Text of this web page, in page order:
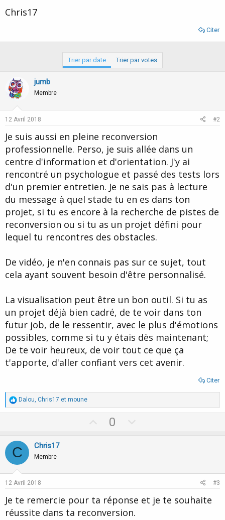
Chris17
Citer
Trier par date Trier par votes
jumb
Membre
12 Avril 2018 #2
Je suis aussi en pleine reconversion
professionnelle. Perso, je suis allée dans un
centre d'information et d'orientation. J'y ai
rencontré un psychologue et passé des tests lors
d'un premier entretien. Je ne sais pas à lecture
du message à quel stade tu en es dans ton
projet, si tu es encore à la recherche de pistes de
reconversion ou si tu as un projet défini pour
lequel tu rencontres des obstacles.
De vidéo, je n'en connais pas sur ce sujet, tout
cela ayant souvent besoin d'être personnalisé.
La visualisation peut être un bon outil. Si tu as
un projet déjà bien cadré, de te voir dans ton
futur job, de le ressentir, avec le plus d'émotions
possibles, comme si tu y étais dès maintenant;
De te voir heureux, de voir tout ce que ça
t'apporte, d'aller confiant vers cet avenir.
Citer
R
é
a
t
i
o
n
s
:
Dalou, Chris17 et moune
p
t
0
o
v
e
C Chris17
Membre
12 Avril 2018 #3
Je te remercie pour ta réponse et je te souhaite
réussite dans ta reconversion.